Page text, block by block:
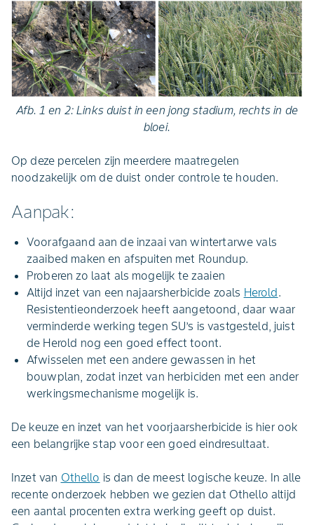
Afb. 1 en 2: Links duist in een jong stadium, rechts in de
bloei.
Op deze percelen zijn meerdere maatregelen
noodzakelijk om de duist onder controle te houden.
Aanpak:
Voorafgaand aan de inzaai van wintertarwe vals
zaaibed maken en afspuiten met Roundup.
Proberen zo laat als mogelijk te zaaien
Altijd inzet van een najaarsherbicide zoals Herold.
Resistentieonderzoek heeft aangetoond, daar waar
verminderde werking tegen SU’s is vastgesteld, juist
de Herold nog een goed effect toont.
Afwisselen met een andere gewassen in het
bouwplan, zodat inzet van herbiciden met een ander
werkingsmechanisme mogelijk is.
De keuze en inzet van het voorjaarsherbicide is hier ook
een belangrijke stap voor een goed eindresultaat.
Inzet van Othello is dan de meest logische keuze. In alle
recente onderzoek hebben we gezien dat Othello altijd
een aantal procenten extra werking geeft op duist.